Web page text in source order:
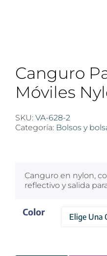
Canguro
Móviles
SKU: VA-628-2
Categoría: Bolsos y
Canguro en nylon,
reflectivo y salida
Color